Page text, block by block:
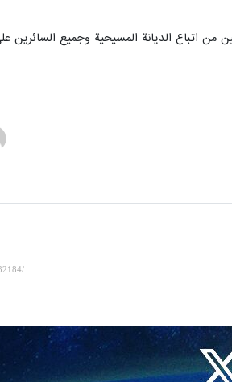
اتباع الديانة المسيحية وجميع السائرين